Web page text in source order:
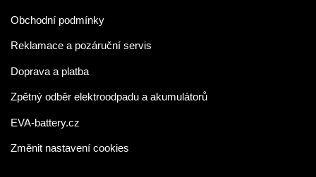
Obchodní podmínky
Reklamace a pozáruční servis
Doprava a platba
Zpětný odběr elektroodpadu a akumulátorů
EVA-battery.cz
Změnit nastavení cookies